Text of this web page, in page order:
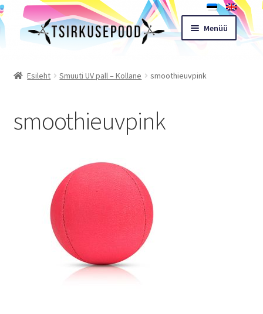
Liigu
navigeerimisele
Liigu
sisu
Menüü
Ostukorv
Müügitingimused
Töötoad
Kontakt
Esileht Smuuti UV pall – Kollane smoothieuvpink
smoothieuvpink